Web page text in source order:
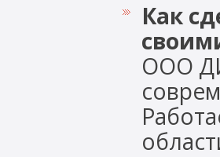
Как
ООО